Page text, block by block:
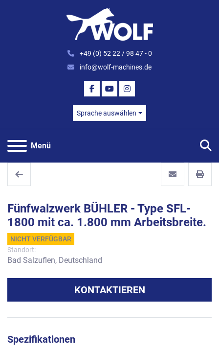
+49 (0) 52 22 / 98 47 - 0
info@wolf-machines.de
FACEBOOK
YOUTUBEINSTAGRAM
Sprache auswählen
Menü
Fünfwalzwerk BÜHLER - Type SFL-
1800 mit ca. 1.800 mm Arbeitsbreite.
NICHT VERFÜGBAR
Standort:
Bad Salzuflen, Deutschland
KONTAKTIEREN
Spezifikationen